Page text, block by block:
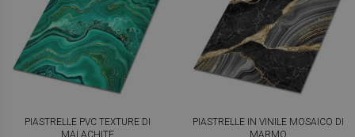
PIASTRELLE PVC TEXTURE DI
MALACHITE
PIASTRELLE IN VINILE MOSAICO DI
MARMO